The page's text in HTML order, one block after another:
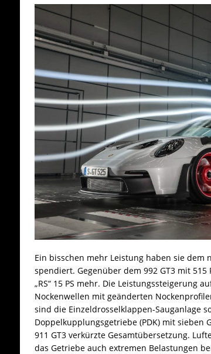
Ein bisschen mehr Leistung haben sie dem
spendiert. Gegenüber dem 992 GT3 mit
„RS“ 15 PS mehr. Die Leistungssteigerung
Nockenwellen mit geänderten
sind die Einzeldrosselklappen-Sauganlage
Doppelkupplungsgetriebe (PDK) mit sieben
911 GT3 verkürzte Gesamtübersetzung.
das Getriebe auch extremen Belastungen